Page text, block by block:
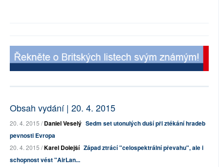
Obsah vydání | 20. 4. 2015
20. 4. 2015 /Daniel Veselý Sedm set utonulých duší při ztékání hradeb
pevnosti Evropa
20. 4. 2015 /Karel Dolejší Západ ztrácí "celospektrální převahu", ale i
schopnost vést "AirLan...